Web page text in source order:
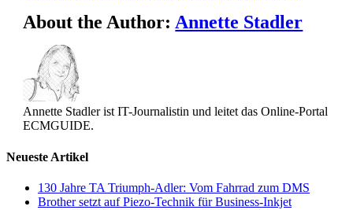
About the Author:Annette Stadler
Annette Stadler ist IT-Journalistin und leitet das Online-Portal
ECMGUIDE.
Neueste Artikel
130 Jahre TA Triumph-Adler: Vom Fahrrad zum DMS
Brother setzt auf Piezo-Technik für Business-Inkjet